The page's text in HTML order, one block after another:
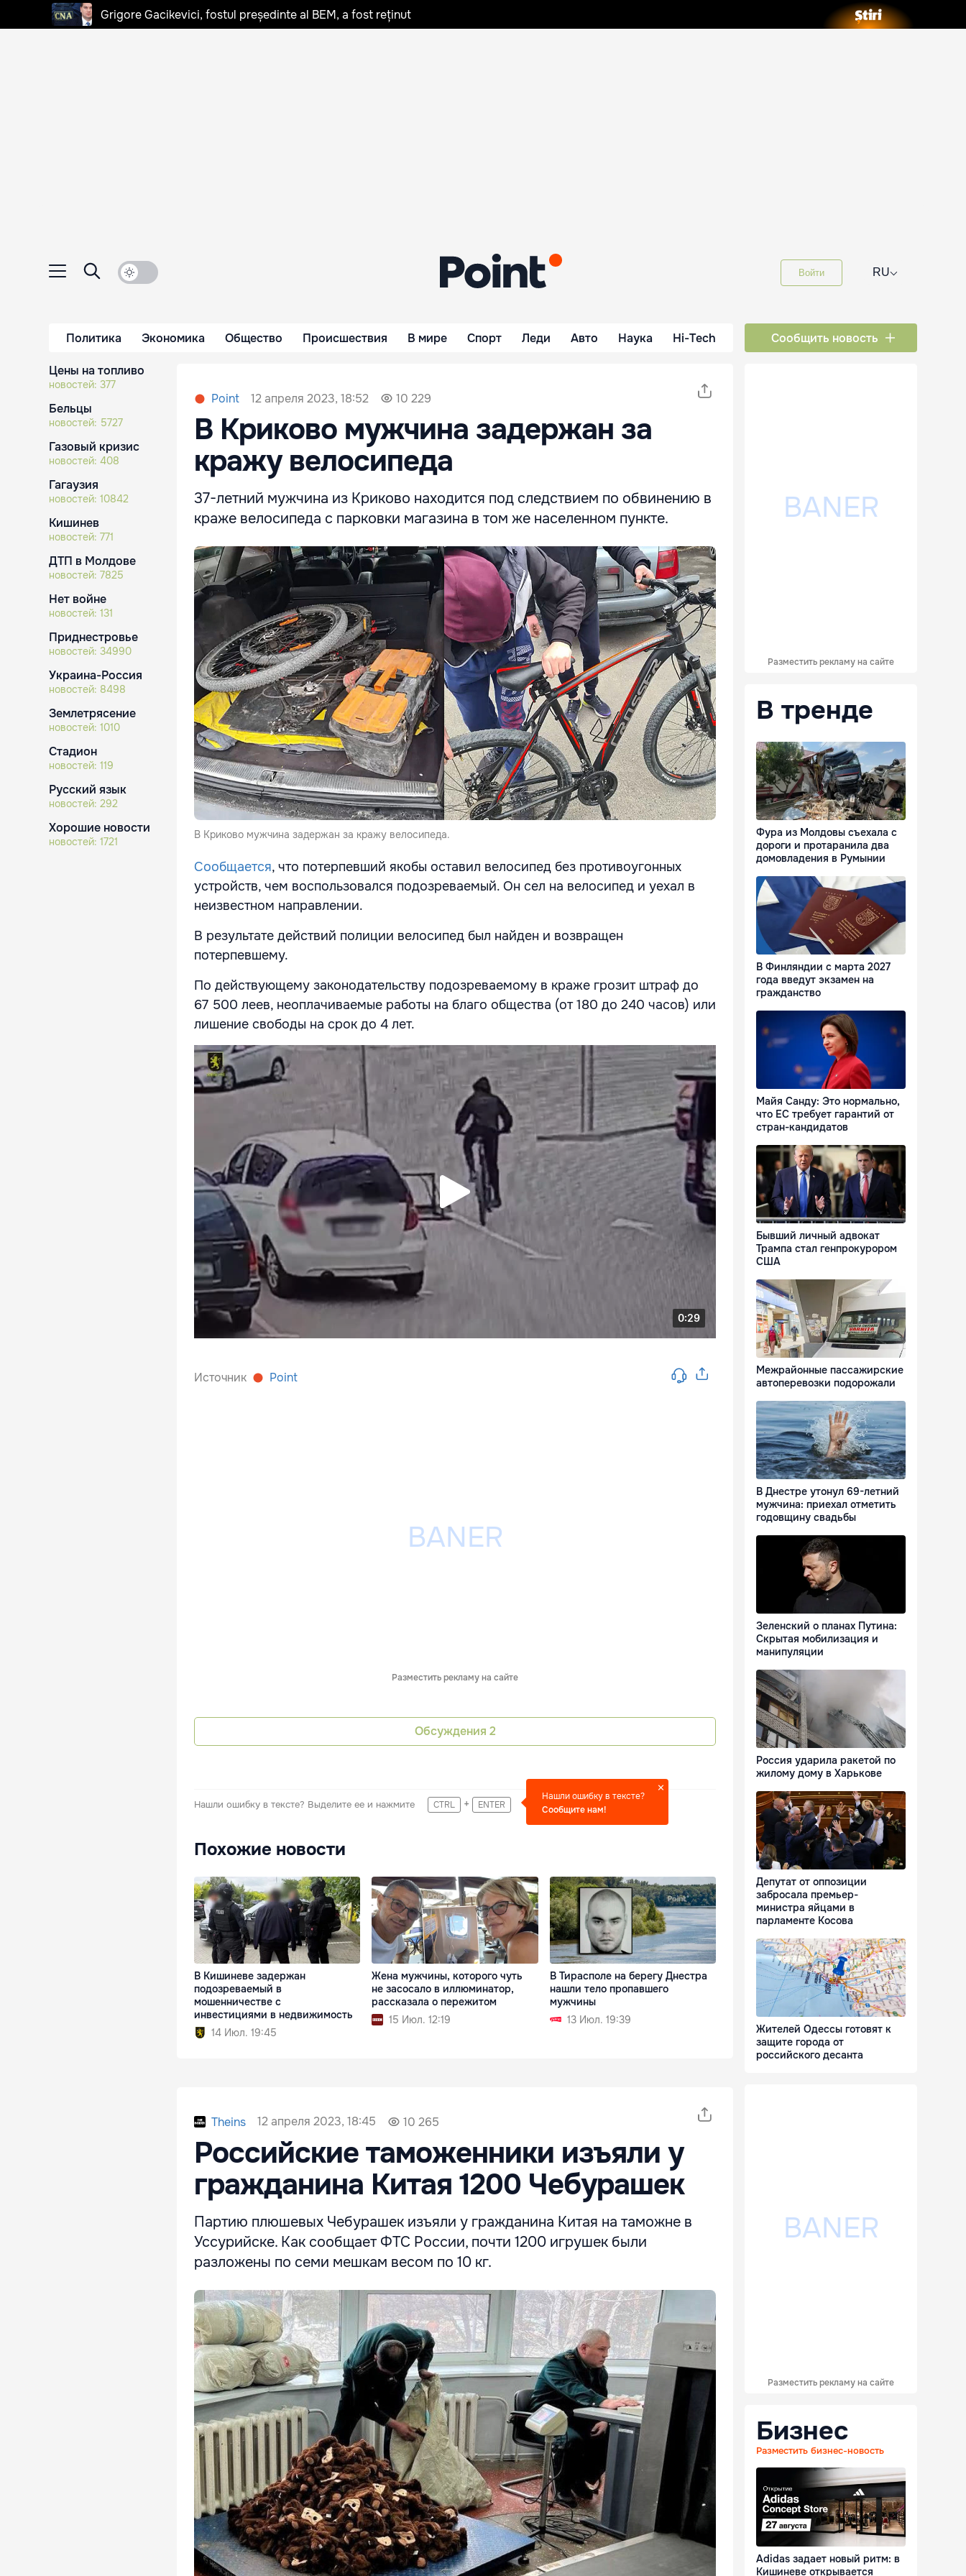
Grigore Gacikevici, fostul președinte al BEM, a fost reținut
Войти RU⌵
Политика Экономика Общество Происшествия В мире Спорт Леди Авто Наука Hi-Tech Сообщить новость
Цены на топливо
новостей: 377
Бельцы
новостей: 5727
Газовый кризис
новостей: 408
Гагаузия
новостей: 10842
Кишинев
новостей: 771
ДТП в Молдове
новостей: 7825
Нет войне
новостей: 131
Приднестровье
новостей: 34990
Украина-Россия
новостей: 8498
Землетрясение
новостей: 1010
Стадион
новостей: 119
Русский язык
новостей: 292
Хорошие новости
новостей: 1721
Point 12 апреля 2023, 18:52 10 229
В Криково мужчина задержан за
кражу велосипеда
37-летний мужчина из Криково находится под следствием по обвинению в
краже велосипеда с парковки магазина в том же населенном пункте.
В Криково мужчина задержан за кражу велосипеда.
Сообщается, что потерпевший якобы оставил велосипед без противоугонных
устройств, чем воспользовался подозреваемый. Он сел на велосипед и уехал в
неизвестном направлении.
В результате действий полиции велосипед был найден и возвращен
потерпевшему.
По действующему законодательству подозреваемому в краже грозит штраф до
67 500 леев, неоплачиваемые работы на благо общества (от 180 до 240 часов) или
лишение свободы на срок до 4 лет.
Источник Point
Разместить рекламу на сайте
Обсуждения 2
Нашли ошибку в тексте? Выделите ее и нажмите CTRL + ENTER
Нашли ошибку в тексте?
Сообщите нам!
Похожие новости
В Кишиневе задержан
подозреваемый в
мошенничестве с
инвестициями в недвижимость
14 Июл. 19:45
Жена мужчины, которого чуть
не засосало в иллюминатор,
рассказала о пережитом
15 Июл. 12:19
В Тирасполе на берегу Днестра
нашли тело пропавшего
мужчины
13 Июл. 19:39
Theins 12 апреля 2023, 18:45 10 265
Российские таможенники изъяли у
гражданина Китая 1200 Чебурашек
Партию плюшевых Чебурашек изъяли у гражданина Китая на таможне в
Уссурийске. Как сообщает ФТС России, почти 1200 игрушек были
разложены по семи мешкам весом по 10 кг.
Разместить рекламу на сайте
В тренде
Фура из Молдовы съехала с
дороги и протаранила два
домовладения в Румынии
В Финляндии с марта 2027
года введут экзамен на
гражданство
Майя Санду: Это нормально,
что ЕС требует гарантий от
стран-кандидатов
Бывший личный адвокат
Трампа стал генпрокурором
США
Межрайонные пассажирские
автоперевозки подорожали
В Днестре утонул 69-летний
мужчина: приехал отметить
годовщину свадьбы
Зеленский о планах Путина:
Скрытая мобилизация и
манипуляции
Россия ударила ракетой по
жилому дому в Харькове
Депутат от оппозиции
забросала премьер-
министра яйцами в
парламенте Косова
Жителей Одессы готовят к
защите города от
российского десанта
Разместить рекламу на сайте
Бизнес
Разместить бизнес-новость
Adidas задает новый ритм: в
Кишиневе открывается